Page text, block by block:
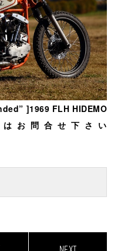
]1969 FLH HIDEMO
はお問合せ下さい